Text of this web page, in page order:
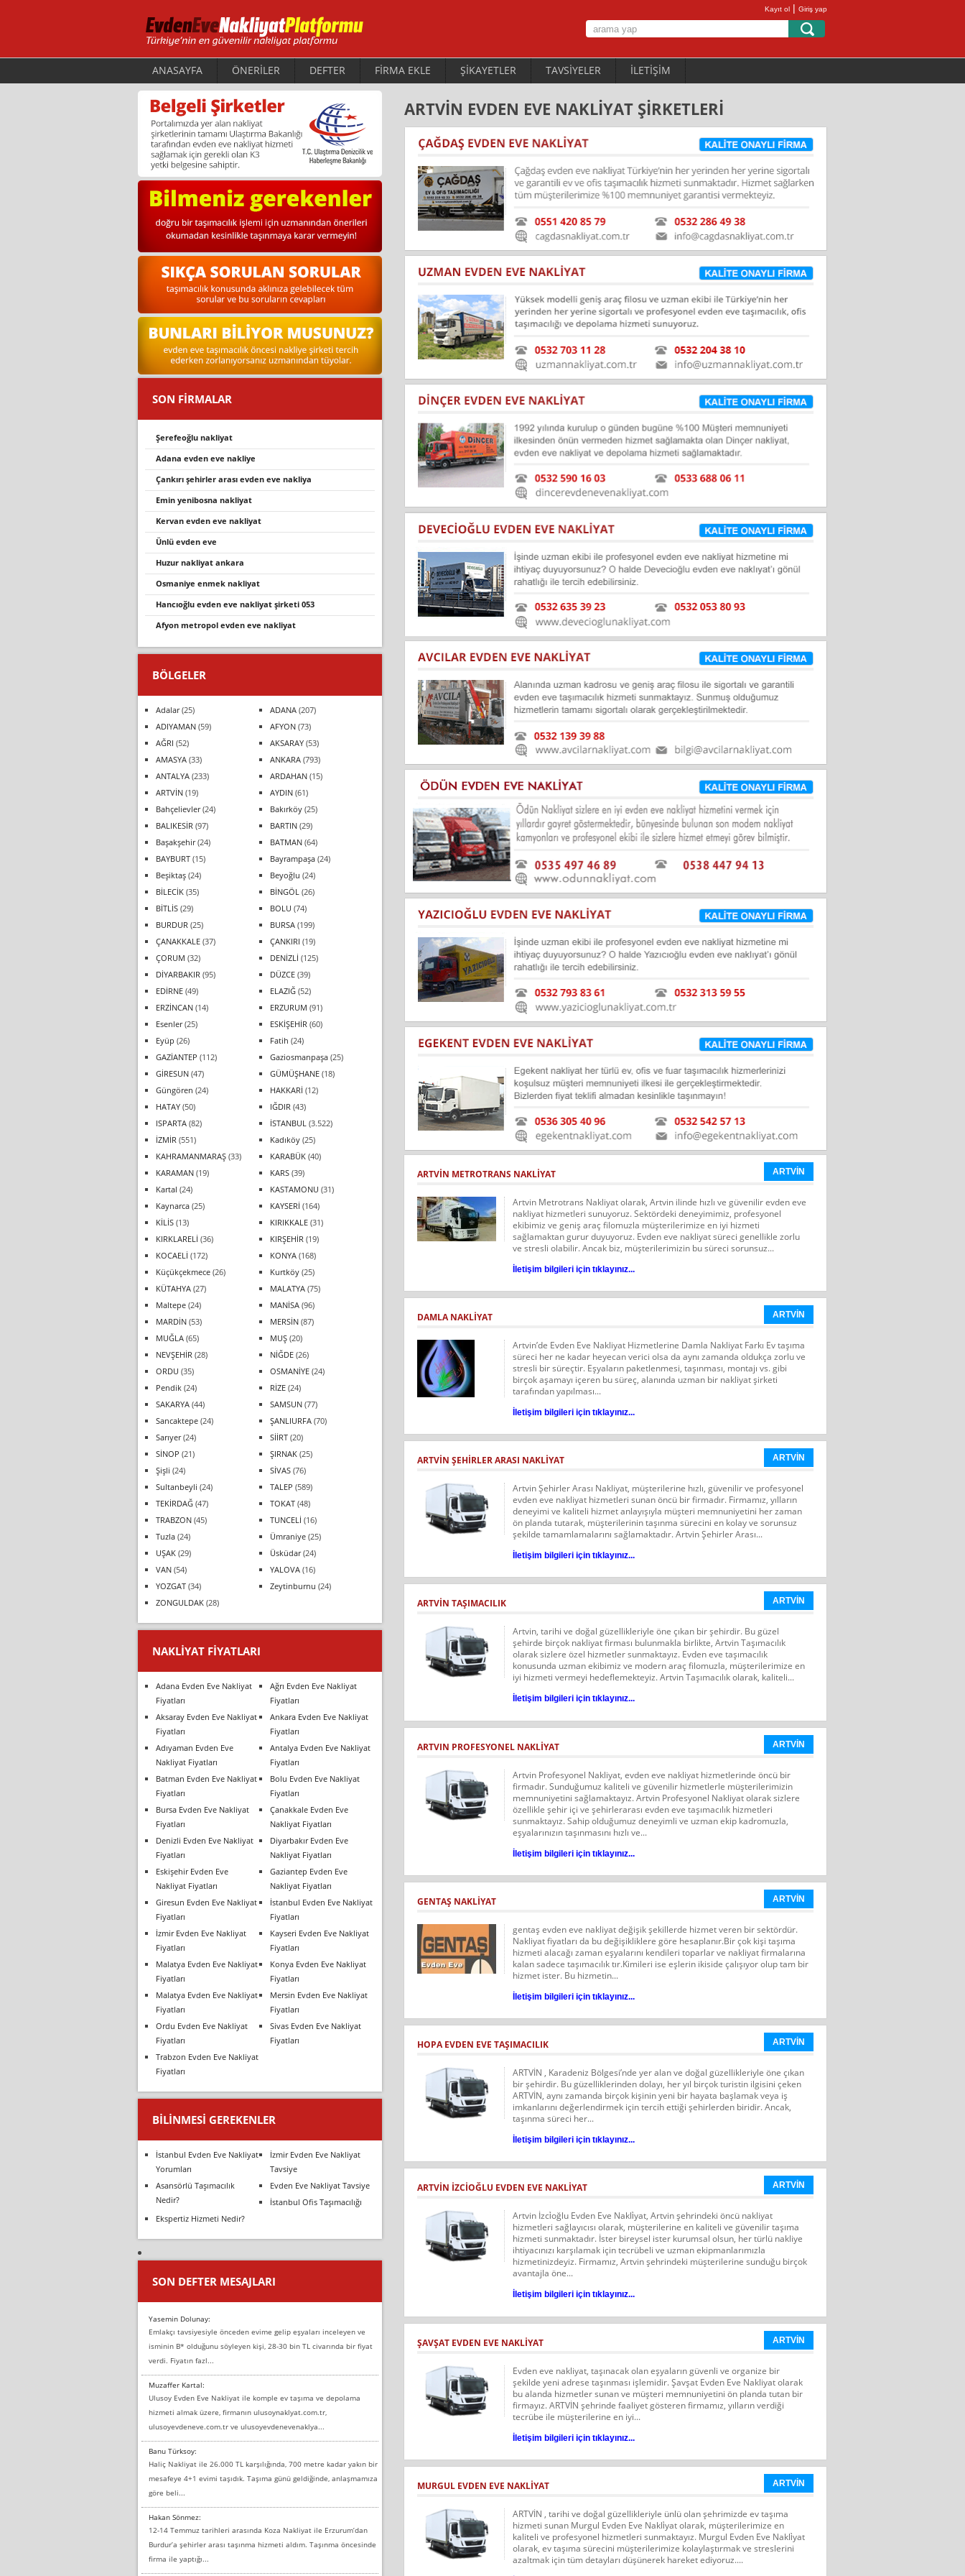
Kayıt ol | Giriş yap
ANASAYFA ÖNERİLER DEFTER FİRMA EKLE ŞİKAYETLER TAVSİYELER İLETİŞİM
ARTVİN EVDEN EVE NAKLİYAT ŞİRKETLERİ
ARTVIN METROTRANS NAKLIYAT ARTVİN
Artvin Metrotrans Nakliyat olarak, Artvin ilinde hızlı ve güvenilir evden eve
nakliyat hizmetleri sunuyoruz. Sektördeki deneyimimiz, profesyonel
ekibimiz ve geniş araç filomuzla müşterilerimize en iyi hizmeti
sağlamaktan gurur duyuyoruz. Evden eve nakliyat süreci genellikle zorlu
ve stresli olabilir. Ancak biz, müşterilerimizin bu süreci sorunsuz...
İletişim bilgileri için tıklayınız...
DAMLA NAKLIYAT ARTVİN
Artvin’de Evden Eve Nakliyat Hizmetlerine Damla Nakliyat Farkı Ev taşıma
süreci her ne kadar heyecan verici olsa da aynı zamanda oldukça zorlu ve
stresli bir süreçtir. Eşyaların paketlenmesi, taşınması, montajı vs. gibi
birçok aşamayı içeren bu süreç, alanında uzman bir nakliyat şirketi
tarafından yapılması...
İletişim bilgileri için tıklayınız...
ARTVİN ŞEHİRLER ARASI NAKLİYAT ARTVİN
Artvin Şehirler Arası Nakliyat, müşterilerine hızlı, güvenilir ve profesyonel
evden eve nakliyat hizmetleri sunan öncü bir firmadır. Firmamız, yılların
deneyimi ve kaliteli hizmet anlayışıyla müşteri memnuniyetini her zaman
ön planda tutarak, müşterilerinin taşınma sürecini en kolay ve sorunsuz
şekilde tamamlamalarını sağlamaktadır. Artvin Şehirler Arası...
İletişim bilgileri için tıklayınız...
ARTVIN TAŞIMACILIK ARTVİN
Artvin, tarihi ve doğal güzellikleriyle öne çıkan bir şehirdir. Bu güzel
şehirde birçok nakliyat firması bulunmakla birlikte, Artvin Taşımacılık
olarak sizlere özel hizmetler sunmaktayız. Evden eve taşımacılık
konusunda uzman ekibimiz ve modern araç filomuzla, müşterilerimize en
iyi hizmeti vermeyi hedeflemekteyiz. Artvin Taşımacılık olarak, kaliteli...
İletişim bilgileri için tıklayınız...
ARTVIN PROFESYONEL NAKLİYAT ARTVİN
Artvin Profesyonel Nakliyat, evden eve nakliyat hizmetlerinde öncü bir
firmadır. Sunduğumuz kaliteli ve güvenilir hizmetlerle müşterilerimizin
memnuniyetini sağlamaktayız. Artvin Profesyonel Nakliyat olarak sizlere
özellikle şehir içi ve şehirlerarası evden eve taşımacılık hizmetleri
sunmaktayız. Sahip olduğumuz deneyimli ve uzman ekip kadromuzla,
eşyalarınızın taşınmasını hızlı ve...
İletişim bilgileri için tıklayınız...
GENTAŞ NAKLIYAT ARTVİN
gentaş evden eve nakliyat değişik şekillerde hizmet veren bir sektördür.
Nakliyat fiyatları da bu değişikliklere göre hesaplanır.Bir çok kişi taşıma
hizmeti alacağı zaman eşyalarını kendileri toparlar ve nakliyat firmalarına
kalan sadece taşımacılık tır.Kimileri ise eşlerin ikiside çalışıyor olup tam bir
hizmet ister. Bu hizmetin...
İletişim bilgileri için tıklayınız...
HOPA EVDEN EVE TAŞIMACILIK ARTVİN
ARTVİN , Karadeniz Bölgesi’nde yer alan ve doğal güzellikleriyle öne çıkan
bir şehirdir. Bu güzelliklerinden dolayı, her yıl birçok turistin ilgisini çeken
ARTVİN, aynı zamanda birçok kişinin yeni bir hayata başlamak veya iş
imkanlarını değerlendirmek için tercih ettiği şehirlerden biridir. Ancak,
taşınma süreci her...
İletişim bilgileri için tıklayınız...
ARTVİN İZCİOĞLU EVDEN EVE NAKLİYAT ARTVİN
Artvin İzci̇oğlu Evden Eve Nakli̇yat, Artvin şehrindeki öncü nakliyat
hizmetleri sağlayıcısı olarak, müşterilerine en kaliteli ve güvenilir taşıma
hizmeti sunmaktadır. İster bireysel ister kurumsal olsun, her türlü nakliye
ihtiyacınızı karşılamak için tecrübeli ve uzman ekipmanlarımızla
hizmetinizdeyiz. Firmamız, Artvin şehrindeki müşterilerine sunduğu birçok
avantajla öne...
İletişim bilgileri için tıklayınız...
ŞAVŞAT EVDEN EVE NAKLİYAT ARTVİN
Evden eve nakliyat, taşınacak olan eşyaların güvenli ve organize bir
şekilde yeni adrese taşınması işlemidir. Şavşat Evden Eve Nakliyat olarak
bu alanda hizmetler sunan ve müşteri memnuniyetini ön planda tutan bir
firmayız. ARTVİN şehrinde faaliyet gösteren firmamız, yılların verdiği
tecrübe ile müşterilerine en iyi...
İletişim bilgileri için tıklayınız...
MURGUL EVDEN EVE NAKLİYAT ARTVİN
ARTVİN , tarihi ve doğal güzellikleriyle ünlü olan şehrimizde ev taşıma
hizmeti sunan Murgul Evden Eve Nakli̇yat olarak, müşterilerimize en
kaliteli ve profesyonel hizmetleri sunmaktayız. Murgul Evden Eve Nakli̇yat
olarak, ev taşıma sürecini müşterilerimize kolaylaştırmak ve streslerini
azaltmak için tüm detayları düşünerek hareket ediyoruz....
SON FİRMALAR
şerefeoğlu nakliyat
adana evden eve nakliye
çankiri şehi̇rler arasi evden eve nakli̇ya
emin yenibosna nakliyat
kervan evden eve nakliyat
ünlü evden eve
huzur nakliyat ankara
osmaniye enmek nakliyat
hancioğlu evden eve nakli̇yat şi̇rketi̇ 053
afyon metropol evden eve nakli̇yat
BÖLGELER
Adalar(25) ADANA (207)
ADIYAMAN (59) AFYON (73)
AĞRI (52) AKSARAY (53)
AMASYA (33) ANKARA (793)
ANTALYA (233) ARDAHAN (15)
ARTVİN (19) AYDIN (61)
Bahçelievler(24) Bakırköy (25)
BALIKESİR (97) BARTIN (29)
Başakşehir(24) BATMAN (64)
BAYBURT (15) Bayrampaşa (24)
Beşiktaş (24) Beyoğlu (24)
BİLECİK (35) BİNGÖL (26)
BİTLİS (29) BOLU (74)
BURDUR (25) BURSA (199)
ÇANAKKALE (37) ÇANKIRI (19)
ÇORUM (32) DENİZLİ (125)
DİYARBAKIR (95) DÜZCE (39)
EDİRNE (49) ELAZIĞ (52)
ERZİNCAN (14) ERZURUM (91)
Esenler(25) ESKİŞEHİR (60)
Eyüp (26) Fatih (24)
GAZİANTEP (112) Gaziosmanpaşa (25)
GİRESUN (47) GÜMÜŞHANE (18)
Güngören (24) HAKKARİ (12)
HATAY (50) IĞDIR (43)
ISPARTA (82) İSTANBUL (3.522)
İZMİR (551) Kadıköy (25)
KAHRAMANMARAŞ (33) KARABÜK (40)
KARAMAN (19) KARS (39)
Kartal (24) KASTAMONU (31)
Kaynarca (25) KAYSERİ (164)
KİLİS (13) KIRIKKALE (31)
KIRKLARELİ (36) KIRŞEHİR (19)
KOCAELİ (172) KONYA (168)
Küçükçekmece (26) Kurtköy (25)
KÜTAHYA (27) MALATYA (75)
Maltepe (24) MANİSA (96)
MARDİN (53) MERSİN (87)
MUĞLA (65) MUŞ (20)
NEVŞEHİR (28) NİĞDE (26)
ORDU (35) OSMANİYE (24)
Pendik (24) RİZE (24)
SAKARYA (44) SAMSUN (77)
Sancaktepe (24) ŞANLIURFA (70)
Sarıyer(24) SİİRT (20)
SİNOP (21) ŞIRNAK (25)
Şişli (24) SİVAS (76)
Sultanbeyli (24) TALEP (589)
TEKİRDAĞ (47) TOKAT (48)
TRABZON (45) TUNCELİ (16)
Tuzla (24) Ümraniye (25)
UŞAK (29) Üsküdar(24)
VAN (54) YALOVA (16)
YOZGAT (34) Zeytinburnu (24)
ZONGULDAK (28)
NAKLIYAT FIYATLARI
Adana Evden Eve Nakliyat
Fiyatları
Ağrı Evden Eve Nakliyat
Fiyatları
Aksaray Evden Eve Nakliyat
Fiyatları
Ankara Evden Eve Nakliyat
Fiyatları
Adıyaman Evden Eve
Nakliyat Fiyatları
Antalya Evden Eve Nakliyat
Fiyatları
Batman Evden Eve Nakliyat
Fiyatları
Bolu Evden Eve Nakliyat
Fiyatları
Bursa Evden Eve Nakliyat
Fiyatları
Çanakkale Evden Eve
Nakliyat Fiyatları
Denizli Evden Eve Nakliyat
Fiyatları
Diyarbakır Evden Eve
Nakliyat Fiyatları
Eskişehir Evden Eve
Nakliyat Fiyatları
Gaziantep Evden Eve
Nakliyat Fiyatları
Giresun Evden Eve Nakliyat
Fiyatları
İstanbul Evden Eve Nakliyat
Fiyatları
İzmir Evden Eve Nakliyat
Fiyatları
Kayseri Evden Eve Nakliyat
Fiyatları
Malatya Evden Eve Nakliyat
Fiyatları
Konya Evden Eve Nakliyat
Fiyatları
Malatya Evden Eve Nakliyat
Fiyatları
Mersin Evden Eve Nakliyat
Fiyatları
Ordu Evden Eve Nakliyat
Fiyatları
Sivas Evden Eve Nakliyat
Fiyatları
Trabzon Evden Eve Nakliyat
Fiyatları
BILINMESI GEREKENLER
İstanbul Evden Eve Nakliyat
Yorumları
İzmir Evden Eve Nakliyat
Tavsiye
Asansörlü Taşımacılık
Nedir?
Evden Eve Nakliyat Tavsiye
İstanbul Ofis Taşımacılığı
Ekspertiz Hizmeti Nedir?
SON DEFTER MESAJLARI
Yasemin Dolunay:
Emlakçı tavsiyesiyle önceden evime gelip eşyaları inceleyen ve
isminin B* olduğunu söyleyen kişi, 28-30 bin TL civarında bir fiyat
verdi. Fiyatın fazl...
Muzaffer Kartal:
Ulusoy Evden Eve Nakliyat ile komple ev taşıma ve depolama
hizmeti almak üzere, firmanın ulusoynaklyat.com.tr,
ulusoyevdeneve.com.tr ve ulusoyevdenevenaklya...
Banu Türksoy:
Haliç Nakliyat ile 26.000 TL karşılığında, 700 metre kadar yakın bir
mesafeye 4+1 evimi taşıdık. Taşıma günü geldiğinde, anlaşmamıza
göre beli...
Hakan Sönmez:
12-14 Temmuz tarihleri arasında Koza Nakliyat ile Erzurum’dan
Burdur’a şehirler arası taşınma hizmeti aldım. Taşınma öncesinde
firma ile yaptığı...